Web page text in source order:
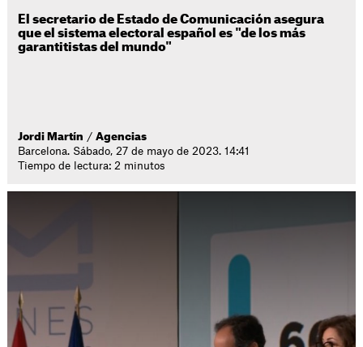
El secretario de Estado de Comunicación asegura
que el sistema electoral español es "de los más
garantitistas del mundo"
Jordi Martín /Agencias
Barcelona. Sábado, 27 de mayo de 2023. 14:41
Tiempo de lectura: 2 minutos